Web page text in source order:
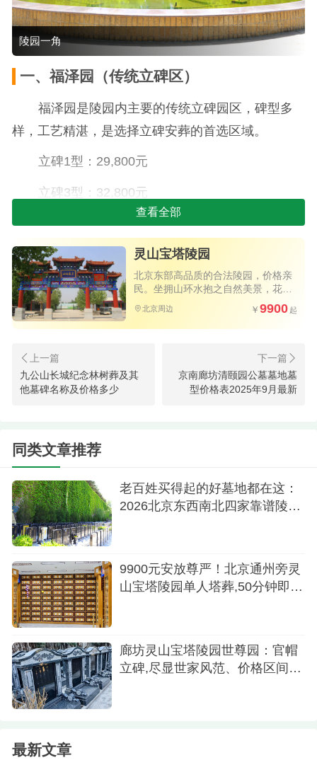
陵园一角
一、福泽园（传统立碑区）
福泽园是陵园内主要的传统立碑园区，碑型多
样，工艺精湛，是选择立碑安葬的首选区域。
立碑1型：29,800元
立碑3型：32,800元
立碑4型：35,800元
立碑2型：45,800元
立碑5型：52,800元
立碑6型：59,800元
世尊园提供更为高端、大气的立碑款式，设计
立碑3型：79,800元
立碑4型：82,800元
立碑6/7/8/9型：99,800元
立碑10/11型：108,000元
立碑12/13型：118,000元
立碑14型：128,000元
立碑15型：138,000元
立碑16型：148,000元
查看全部
灵山宝塔陵园
北京东部高品质的合法陵园，价格亲
民。坐拥山环水抱之自然美景，花园
式环境三季花开不败，四季绿意盎
然，高速直达。
北京周边 9900
九公山长城纪念林树葬及其
他墓碑名称及价格多少
京南廊坊清颐园公墓墓地墓
型价格表2025年9月最新
同类文章推荐
老百姓买得起的好墓地都在这：
2026北京东西南北四家靠谱陵园
9900元安放尊严！北京通州旁灵
山宝塔陵园单人塔葬,50分钟即达
廊坊灵山宝塔陵园世尊园：官帽
立碑,尽显世家风范、价格区间7-
最新文章